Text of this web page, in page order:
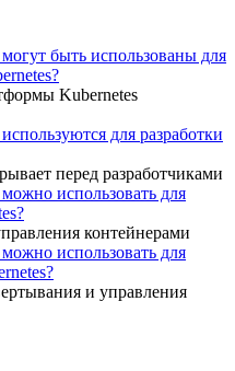
быть использованы для
Kubernetes
для разработки
перед разработчиками
использовать для
контейнерами
использовать для
и управления